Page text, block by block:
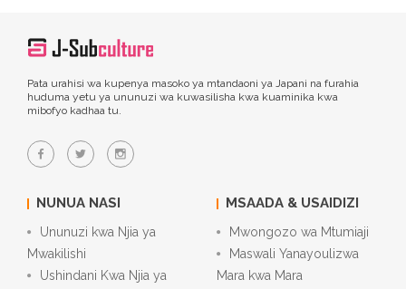
Pata urahisi wa kupenya masoko ya mtandaoni ya Japani na furahia
huduma yetu ya ununuzi wa kuwasilisha kwa kuaminika kwa
mibofyo kadhaa tu.
NUNUA NASI
Ununuzi kwa Njia ya
Mwakilishi
Ushindani Kwa Njia ya
MSAADA & USAIDIZI
Mwongozo wa Mtumiaji
Maswali Yanayoulizwa
Mara kwa Mara